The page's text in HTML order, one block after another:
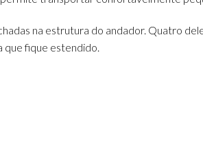
na estrutura do andador. Quatro
que fique estendido.